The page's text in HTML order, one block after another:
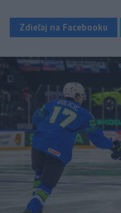
Zdieľaj na Facebooku